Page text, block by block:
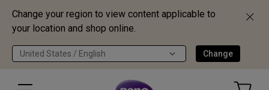
Change your region to view content applicable to
your location and shop online.
United States / English Change